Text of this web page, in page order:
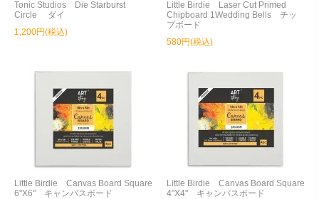
Tonic Studios Die Starburst
Circle ダイ
1,200円(税込)
Little Birdie Laser Cut Primed
Chipboard 1Wedding Bells チッ
プボード
580円(税込)
Little Birdie Canvas Board Square
6"X6" キャンバスボード
Little Birdie Canvas Board Square
4"X4" キャンバスボード